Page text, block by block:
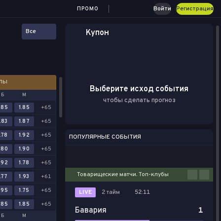
ПРОМО Войти Регистрация
Все
Б М
1.85
+65
1.87
+65
1.92
+65
1.90
+65
1.78
+65
1.93
+61
1.75
+65
1.85 +65
Б М
Купон
Выберите исход события
чтобы сделать прогноз
ПОПУЛЯРНЫЕ СОБЫТИЯ
Товарищеские матчи. Топ-клубы
LIVE 2 тайм 52:11
Бавария
1